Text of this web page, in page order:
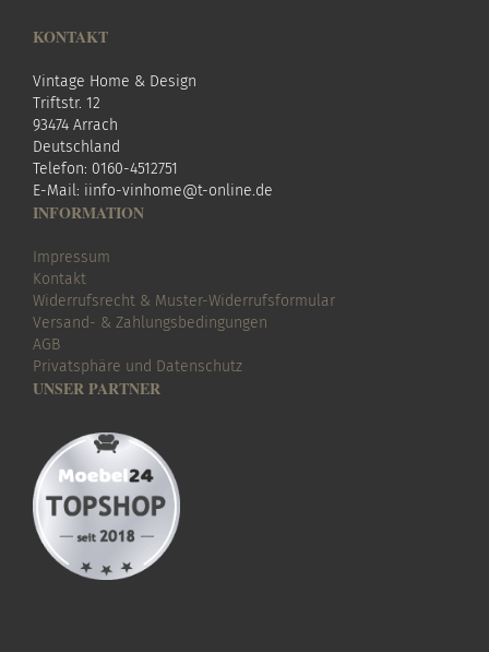
KONTAKT
Vintage Home & Design
Triftstr. 12
93474 Arrach
Deutschland
Telefon: 0160-4512751
E-Mail: iinfo-vinhome@t-online.de
INFORMATION
Impressum
Kontakt
Widerrufsrecht & Muster-Widerrufsformular
Versand- & Zahlungsbedingungen
AGB
Privatsphäre und Datenschutz
UNSER PARTNER